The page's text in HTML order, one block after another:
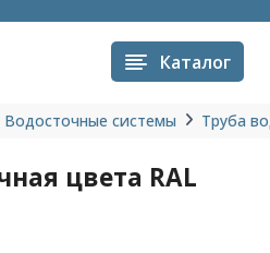
Каталог
Водосточные системы Труба
цвета RAL